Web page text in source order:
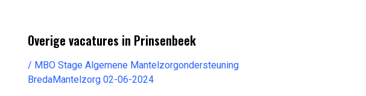
Overige vacatures in Prinsenbeek
/ MBO Stage Algemene Mantelzorgondersteuning
BredaMantelzorg 02-06-2024